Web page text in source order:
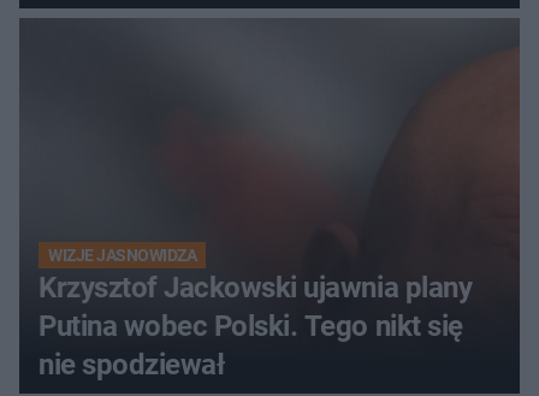
WIZJE JASNOWIDZA
Krzysztof Jackowski ujawnia plany
Putina wobec Polski. Tego nikt się
nie spodziewał